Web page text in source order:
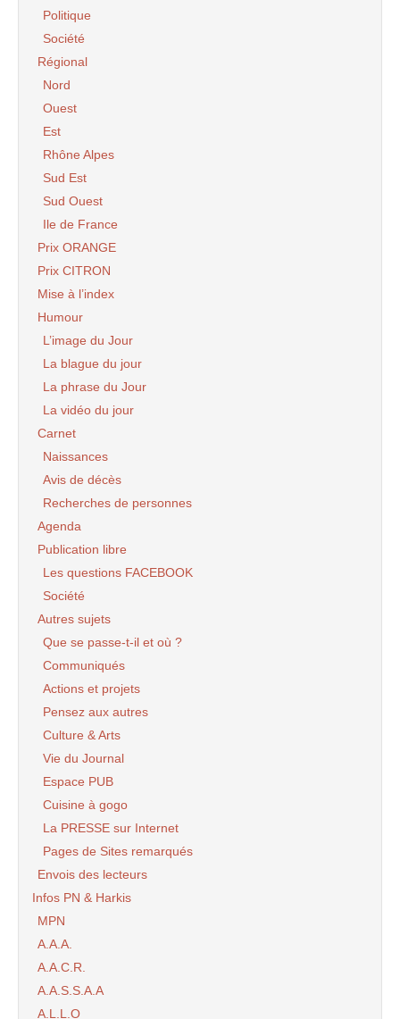
Politique
Société
Régional
Nord
Ouest
Est
Rhône Alpes
Sud Est
Sud Ouest
Ile de France
Prix ORANGE
Prix CITRON
Mise à l’index
Humour
L’image du Jour
La blague du jour
La phrase du Jour
La vidéo du jour
Carnet
Naissances
Avis de décès
Recherches de personnes
Agenda
Publication libre
Les questions FACEBOOK
Société
Autres sujets
Que se passe-t-il et où ?
Communiqués
Actions et projets
Pensez aux autres
Culture & Arts
Vie du Journal
Espace PUB
Cuisine à gogo
La PRESSE sur Internet
Pages de Sites remarqués
Envois des lecteurs
Infos PN & Harkis
MPN
A.A.A.
A.A.C.R.
A.A.S.S.A.A
A.L.L.O